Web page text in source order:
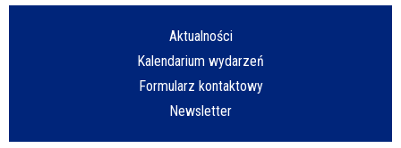
Aktualności
Kalendarium wydarzeń
Formularz kontaktowy
Newsletter